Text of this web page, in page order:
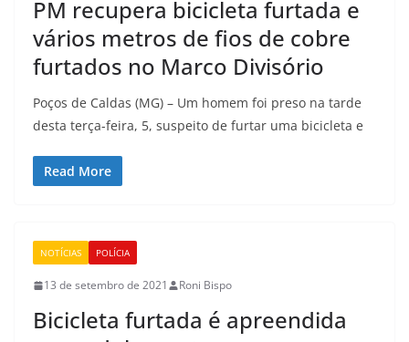
PM recupera bicicleta furtada e
vários metros de fios de cobre
furtados no Marco Divisório
Poços de Caldas (MG) – Um homem foi preso na tarde
desta terça-feira, 5, suspeito de furtar uma bicicleta e
Read More
NOTÍCIAS POLÍCIA
13 de setembro de 2021 Roni Bispo
Bicicleta furtada é apreendida